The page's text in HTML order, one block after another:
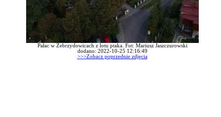
Pałac w Zebrzydowicach z lotu ptaka. Fot: Mariusz Jaszczurowski
dodano: 2022-10-25 12:16:49
>>>Zobacz poprzednie zdjęcia